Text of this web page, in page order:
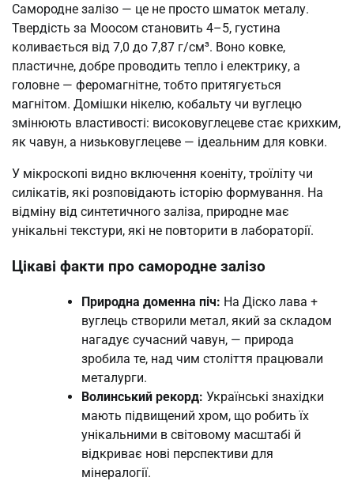
Самородне залізо — це не просто шматок металу.
Твердість за Моосом становить 4–5, густина
коливається від 7,0 до 7,87 г/см³. Воно ковке,
пластичне, добре проводить тепло і електрику, а
головне — феромагнітне, тобто притягується
магнітом. Домішки нікелю, кобальту чи вуглецю
змінюють властивості: високовуглецеве стає крихким,
як чавун, а низьковуглецеве — ідеальним для ковки.
У мікроскопі видно включення коеніту, троїліту чи
силікатів, які розповідають історію формування. На
відміну від синтетичного заліза, природне має
унікальні текстури, які не повторити в лабораторії.
Цікаві факти про самородне залізо
Природна доменна піч: На Діско лава +
вуглець створили метал, який за складом
нагадує сучасний чавун, — природа
зробила те, над чим століття працювали
металурги.
Волинський рекорд: Українські знахідки
мають підвищений хром, що робить їх
унікальними в світовому масштабі й
відкриває нові перспективи для
мінералогії.